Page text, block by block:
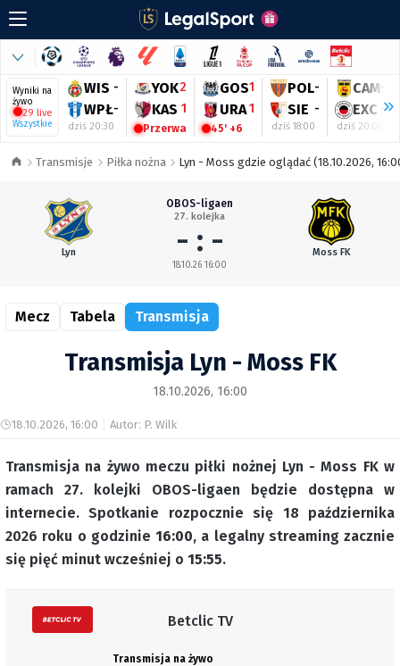
Wyniki na
żywo
29 live
Wszystkie
WIS -
WPŁ-
dziś 20:30
YOK2
KAS 1
Przerwa
GOS1
URA1
45' +6
POL-
SIE -
dziś 18:00
CAM-
EXC -
dziś 20:00
Transmisje Piłka nożna Lyn - Moss gdzie oglądać (18.10.2026,
Lyn
OBOS-ligaen
27. kolejka
- : -
18.10.26 16:00
Moss FK
Mecz Tabela Transmisja
Transmisja Lyn - Moss FK
18.10.2026, 16:00
18.10.2026, 16:00 Autor: P. Wilk
Transmisja na żywo meczu piłki nożnej Lyn - Moss FK w
ramach 27. kolejki OBOS-ligaen będzie dostępna w
internecie. Spotkanie rozpocznie się 18 października
2026 roku o godzinie 16:00, a legalny streaming zacznie
się pięć minut wcześniej o 15:55.
Betclic TV
Transmisja na żywo